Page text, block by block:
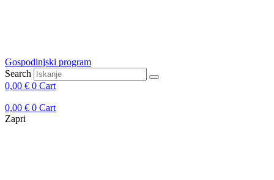
Gospodinjski program
Search
0,00 € 0 Cart
0,00 € 0 Cart
Zapri